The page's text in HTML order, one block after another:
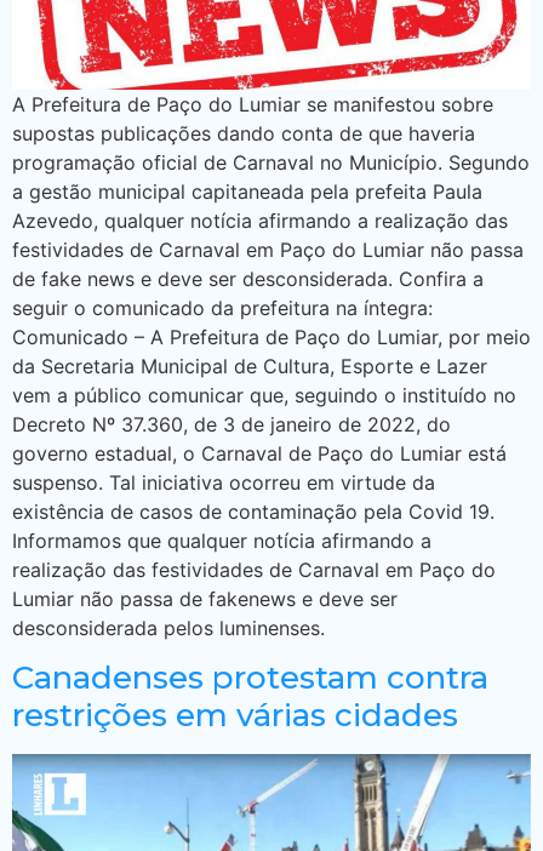
A Prefeitura de Paço do Lumiar se manifestou sobre
supostas publicações dando conta de que haveria
programação oficial de Carnaval no Município. Segundo
a gestão municipal capitaneada pela prefeita Paula
Azevedo, qualquer notícia afirmando a realização das
festividades de Carnaval em Paço do Lumiar não passa
de fake news e deve ser desconsiderada. Confira a
seguir o comunicado da prefeitura na íntegra:
Comunicado – A Prefeitura de Paço do Lumiar, por meio
da Secretaria Municipal de Cultura, Esporte e Lazer
vem a público comunicar que, seguindo o instituído no
Decreto Nº 37.360, de 3 de janeiro de 2022, do
governo estadual, o Carnaval de Paço do Lumiar está
suspenso. Tal iniciativa ocorreu em virtude da
existência de casos de contaminação pela Covid 19.
Informamos que qualquer notícia afirmando a
realização das festividades de Carnaval em Paço do
Lumiar não passa de fakenews e deve ser
desconsiderada pelos luminenses.
Canadenses protestam contra
restrições em várias cidades